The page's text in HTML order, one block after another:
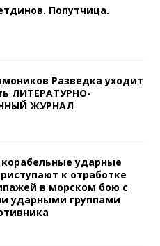
Попутчица.
Разведка уходит
ЛИТЕРАТУРНО-
ЖУРНАЛ
ударные
к отработке
в морском бою с
ударными группами